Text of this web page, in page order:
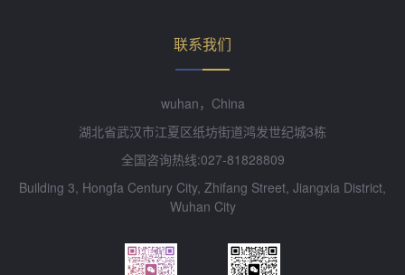
联系我们
wuhan，China
湖北省武汉市江夏区纸坊街道鸿发世纪城3栋
全国咨询热线:027-81828809
Building 3, Hongfa Century City, Zhifang Street, Jiangxia District,
Wuhan City